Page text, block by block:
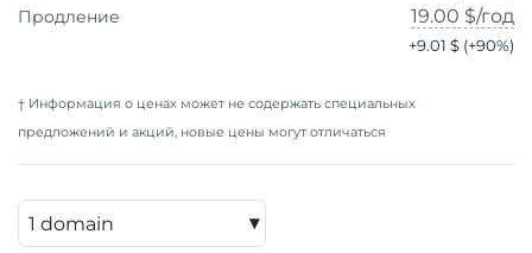
Продление 19.00 $/год
+9.01 $ (+90%)
† Информация о ценах может не содержать специальных
предложений и акций, новые цены могут отличаться
▾